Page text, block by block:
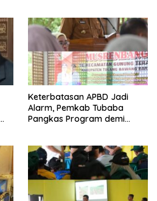
Keterbatasan APBD Jadi
Alarm, Pemkab Tubaba
Pangkas Program demi